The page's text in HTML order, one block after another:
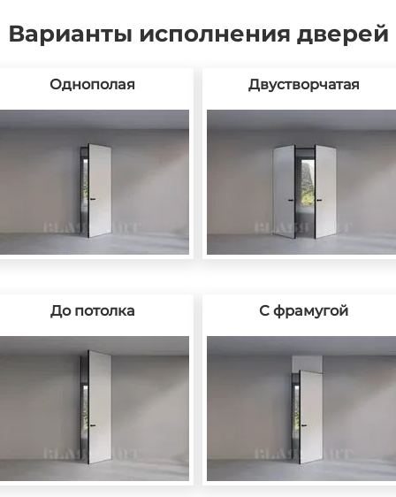
Варианты исполнения дверей
Однополая Двустворчатая
До потолка С фрамугой